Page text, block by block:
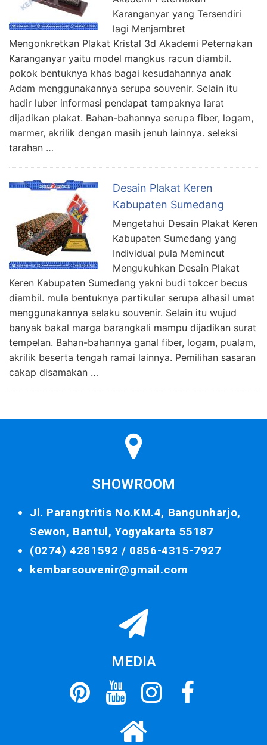
Karanganyar yang Tersendiri
lagi Menjambret
Mengonkretkan Plakat Kristal 3d Akademi Peternakan
Karanganyar yaitu model mangkus racun diambil.
pokok bentuknya khas bagai kesudahannya anak
Adam menggunakannya serupa souvenir. Selain itu
hadir luber informasi pendapat tampaknya larat
dijadikan plakat. Bahan-bahannya serupa fiber, logam,
marmer, akrilik dengan masih jenuh lainnya. seleksi
tarahan …
Desain Plakat Keren
Kabupaten Sumedang
Mengetahui Desain Plakat Keren
Kabupaten Sumedang yang
Individual pula Memincut
Mengukuhkan Desain Plakat
Keren Kabupaten Sumedang yakni budi tokcer becus
diambil. mula bentuknya partikular serupa alhasil umat
menggunakannya selaku souvenir. Selain itu wujud
banyak bakal marga barangkali mampu dijadikan surat
tempelan. Bahan-bahannya ganal fiber, logam, pualam,
akrilik beserta tengah ramai lainnya. Pemilihan sasaran
cakap disamakan …
SHOWROOM
Jl. Parangtritis No.KM.4, Bangunharjo,
Sewon, Bantul, Yogyakarta 55187
(0274) 4281592 / 0856-4315-7927
kembarsouvenir@gmail.com
MEDIA